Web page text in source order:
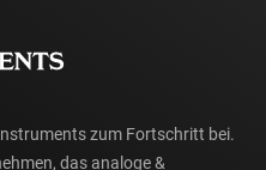
zum Fortschritt bei.
das analoge &